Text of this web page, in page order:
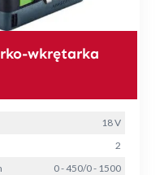
wkrętarka
18 V
2
0 - 450/0 - 1500